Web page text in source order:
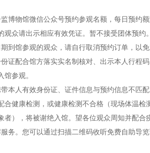
博物馆微信公众号预约参观名额，每日预约
众请出示相应有效凭证。暂不接受团体预约。
到馆参观的观众，请自行取消预约订单，以免
证配合馆方落实实名制核对、出示本人行程
参观。
本人有效身份证、证件信息与预约信息不匹
合健康检测，或健康检测不合格（现场体温检
者），将被谢绝入馆。望各位观众周知并配合
务。您可以通过扫描二维码收听免费自助导